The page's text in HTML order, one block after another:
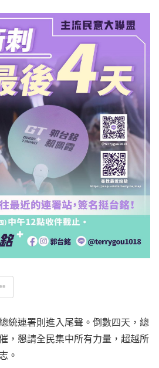
統連署則進入尾聲。倒數四天，總
，懇請全民集中所有力量，超越所
。